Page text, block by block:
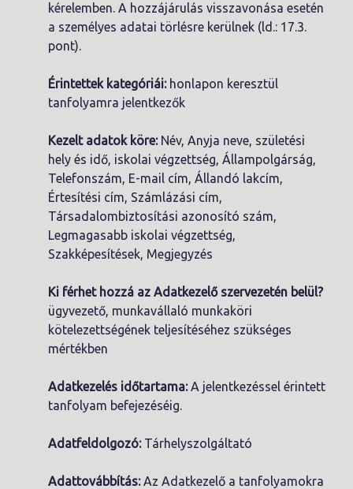
kérelemben. A hozzájárulás visszavonása esetén
a személyes adatai törlésre kerülnek (ld.: 17.3.
pont).
Érintettek kategóriái: honlapon keresztül
tanfolyamra jelentkezők
Kezelt adatok köre: Név, Anyja neve, születési
hely és idő, iskolai végzettség, Állampolgárság,
Telefonszám, E-mail cím, Állandó lakcím,
Értesítési cím, Számlázási cím,
Társadalombiztosítási azonosító szám,
Legmagasabb iskolai végzettség,
Szakképesítések, Megjegyzés
Ki férhet hozzá az Adatkezelő szervezetén belül?
ügyvezető, munkavállaló munkaköri
kötelezettségének teljesítéséhez szükséges
mértékben
Adatkezelés időtartama:A jelentkezéssel érintett
tanfolyam befejezéséig.
Adatfeldolgozó: Tárhelyszolgáltató
Adattovábbítás:Az Adatkezelő a tanfolyamokra